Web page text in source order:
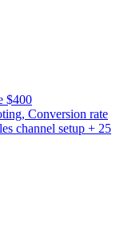
$400
Conversion rate
channel setup + 25